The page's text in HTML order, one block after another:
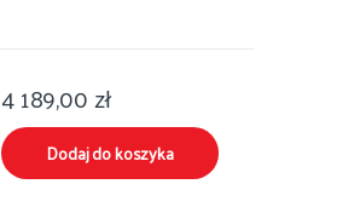
4 189,00zł
Dodaj do koszyka